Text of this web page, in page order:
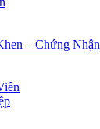
– Chứng Nhận